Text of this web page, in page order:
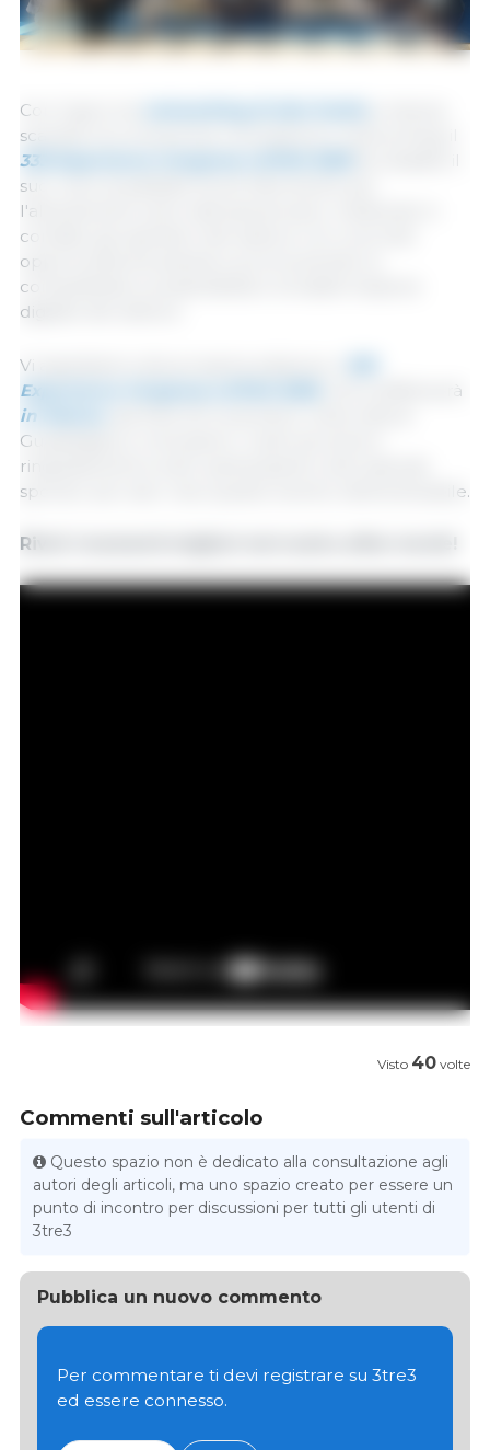
Con 3 giorni di
scambio di conoscenze, innovazione e networking, il
333 Experience Congress LATAM 2025
suo ruolo di piattaforma di riferimento per
l'allevamento suino latinoamericano, mettendo in
contatto gli operatori del settore con concrete
opportunità di business e promuovendo la
competitività, la sostenibilità e la trasformazione
digitale del settore.
Vi aspettiamo alla prossima edizione, il
Experience Congress LATAM 2026
, che si effettuerà
in México
Guadalajara e rinnoviamo i nostri più sinceri
ringraziamenti a tutti i partecipanti e alle aziende
sponsor per aver reso questo evento indimenticabile.
Rivivi i momenti migliori nel nostro after movie!
Visto 40 volte
Commenti sull'articolo
Questo spazio non è dedicato alla consultazione agli
autori degli articoli, ma uno spazio creato per essere un
punto di incontro per discussioni per tutti gli utenti di
3tre3
Pubblica un nuovo commento
Per commentare ti devi registrare su 3tre3
ed essere connesso.